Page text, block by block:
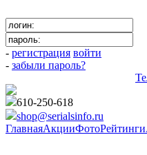
- регистрация войти
- забыли пароль?
610-250-618
shop@serialsinfo.ru
ГлавнаяАкцииФотоРейтинги